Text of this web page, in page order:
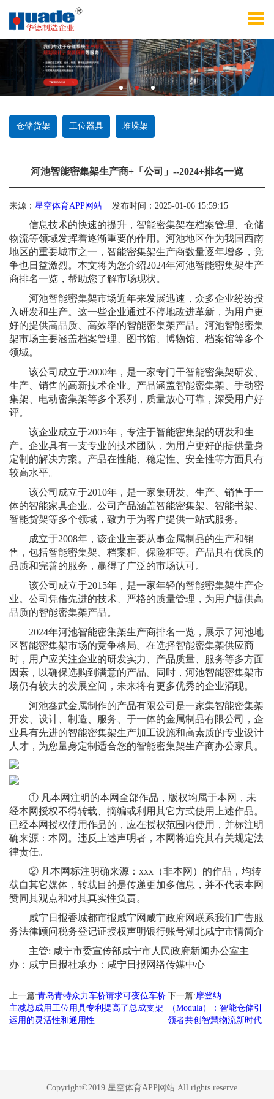
仓储货架 工位器具 堆垛架
河池智能密集架生产商+「公司」--2024+排名一览
来源： 星空体育APP网站 发布时间：2025-01-06 15:59:15
信息技术的快速的提升，智能密集架在档案管理、仓储
物流等领域发挥着逐渐重要的作用。河池地区作为我国西南
地区的重要城市之一，智能密集架生产商数量逐年增多，竞
争也日益激烈。本文将为您介绍2024年河池智能密集架生产
商排名一览，帮助您了解市场现状。
河池智能密集架市场近年来发展迅速，众多企业纷纷投
入研发和生产。这一些企业通过不停地改进革新，为用户更
好的提供高品质、高效率的智能密集架产品。河池智能密集
架市场主要涵盖档案管理、图书馆、博物馆、档案馆等多个
领域。
该公司成立于2000年，是一家专门干智能密集架研发、
生产、销售的高新技术企业。产品涵盖智能密集架、手动密
集架、电动密集架等多个系列，质量放心可靠，深受用户好
评。
该企业成立于2005年，专注于智能密集架的研发和生
产。企业具有一支专业的技术团队，为用户更好的提供量身
定制的解决方案。产品在性能、稳定性、安全性等方面具有
较高水平。
该公司成立于2010年，是一家集研发、生产、销售于一
体的智能家具企业。公司产品涵盖智能密集架、智能书架、
智能货架等多个领域，致力于为客户提供一站式服务。
成立于2008年，该企业主要从事金属制品的生产和销
售，包括智能密集架、档案柜、保险柜等。产品具有优良的
品质和完善的服务，赢得了广泛的市场认可。
该公司成立于2015年，是一家年轻的智能密集架生产企
业。公司凭借先进的技术、严格的质量管理，为用户提供高
品质的智能密集架产品。
2024年河池智能密集架生产商排名一览，展示了河池地
区智能密集架市场的竞争格局。在选择智能密集架供应商
时，用户应关注企业的研发实力、产品质量、服务等多方面
因素，以确保选购到满意的产品。同时，河池智能密集架市
场仍有较大的发展空间，未来将有更多优秀的企业涌现。
河池鑫武金属制作的产品有限公司是一家集智能密集架
开发、设计、制造、服务、于一体的金属制品有限公司，企
业具有先进的智能密集架生产加工设施和高素质的专业设计
人才，为您量身定制适合您的智能密集架生产商办公家具。
① 凡本网注明的本网全部作品，版权均属于本网，未
经本网授权不得转载、摘编或利用其它方式使用上述作品。
已经本网授权使用作品的，应在授权范围内使用，并标注明
确来源：本网。违反上述声明者，本网将追究其有关规定法
律责任。
② 凡本网标注明确来源：xxx（非本网）的作品，均转
载自其它媒体，转载目的是传递更加多信息，并不代表本网
赞同其观点和对其真实性负责。
咸宁日报香城都市报咸宁网咸宁政府网联系我们广告服
务法律顾问税务登记证授权声明银行账号湖北咸宁市情简介
主管: 咸宁市委宣传部咸宁市人民政府新闻办公室主
办：咸宁日报社承办：咸宁日报网络传媒中心
上一篇:青岛青特众力车桥请求可变位车桥
主减总成用工位用具专利提高了总成支架
运用的灵活性和通用性
下一篇:摩登纳
（Modula）：智能仓储引
领者共创智慧物流新时代
Copyright©2019 星空体育APP网站 All rights reserve.